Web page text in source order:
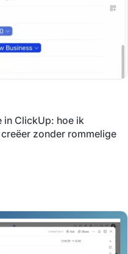
in ClickUp: hoe ik
zonder rommelige